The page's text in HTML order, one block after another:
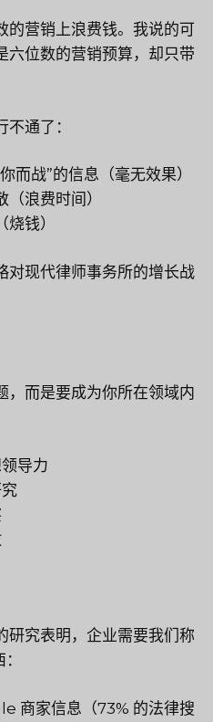
的营销上浪费钱。我说的可
位数的营销预算，却只带
通了：
而战”的信息（毫无效果）
浪费时间）
钱）
对现代律师事务所的增长战
，而是要成为你所在领域内
导力
研究表明，企业需要我们称
商家信息（73% 的法律搜